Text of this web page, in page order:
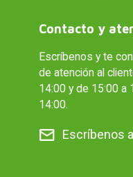
Contacto y
Escríbenos y te
de atención al
14:00 y de 15:00 a
14:00.
Escríbenos